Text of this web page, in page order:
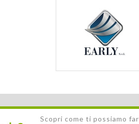
Scopri come ti possiamo far